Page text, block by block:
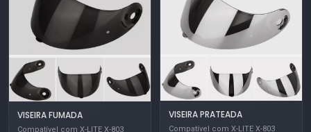
VISEIRA FUMADA
Compatível com X-LITE X-803
VISEIRA PRATEADA
Compatível com X-LITE X-803